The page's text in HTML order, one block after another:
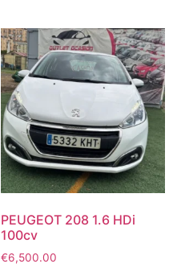
PEUGEOT 208 1.6 HDi
100cv
€6,500.00